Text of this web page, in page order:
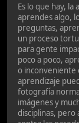
Es lo que hay,
aprendes algo,
preguntas,
un proceso
para gente
poco a poco,
o inconveniente
aprendizaje
fotografía
imágenes y
disciplinas, pero